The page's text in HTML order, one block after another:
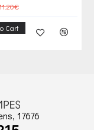
Cart
17676